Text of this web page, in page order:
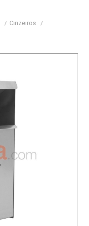
Cinzeiros